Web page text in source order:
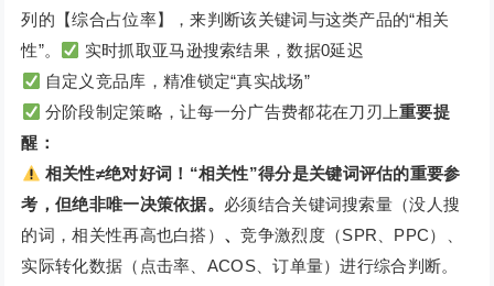
列的【综合占位率】，来判断该关键词与这类产品的“相关
性”。
实时抓取亚马逊搜索结果，数据0延迟
自定义竞品库，精准锁定“真实战场”
分阶段制定策略，让每一分广告费都花在刀刃上重要提
醒：
相关性≠绝对好词！“相关性”得分是关键词评估的重要参
考，但绝非唯一决策依据。 必须结合关键词搜索量（没人搜
的词，相关性再高也白搭） 、竞争激烈度（SPR、PPC）、
实际转化数据（点击率、ACOS、订单量）进行综合判断。